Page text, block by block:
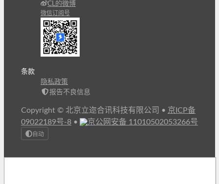
CL的微博
微信订阅号
条款
隐私政策
报告不良信息
Copyright © 北京立迩合讯科技有限公司 • 京ICP备
09022189号-8 • 京公网安备 11010502053266号
自动